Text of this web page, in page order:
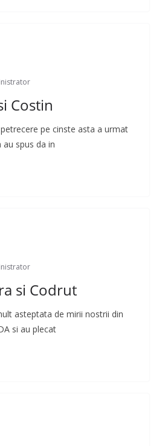
Costin
pe cinste asta a urmat
au spus da in
si Codrut
asteptata de mirii nostrii din
si au plecat